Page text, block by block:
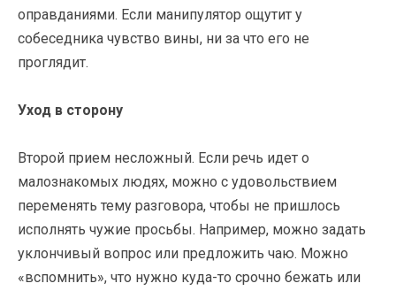
оправданиями. Если манипулятор ощутит у
собеседника чувство вины, ни за что его не
проглядит.
Уход в сторону
Второй прием несложный. Если речь идет о
малознакомых людях, можно с удовольствием
переменять тему разговора, чтобы не пришлось
исполнять чужие просьбы. Например, можно задать
уклончивый вопрос или предложить чаю. Можно
«вспомнить», что нужно куда-то срочно бежать или